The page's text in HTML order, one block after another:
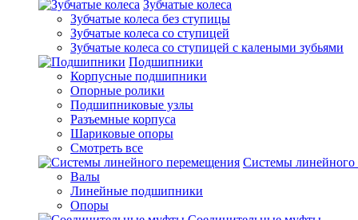
Зубчатые колеса
Зубчатые колеса без ступицы
Зубчатые колеса со ступицей
Зубчатые колеса со ступицей с калеными зубьями
Подшипники
Корпусные подшипники
Опорные ролики
Подшипниковые узлы
Разъемные корпуса
Шариковые опоры
Смотреть все
Системы линейного
Валы
Линейные подшипники
Опоры